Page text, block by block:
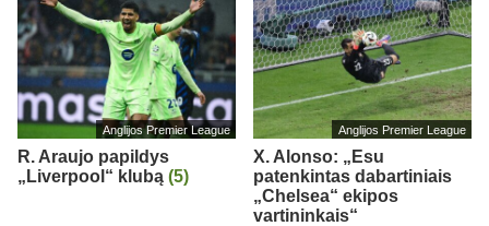
Anglijos Premier League
R. Araujo papildys
„Liverpool“ klubą (5)
Anglijos Premier League
X. Alonso: „Esu
patenkintas dabartiniais
„Chelsea“ ekipos
vartininkais“